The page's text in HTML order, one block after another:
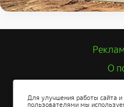
О
Для улучшения работы сайта и
пользователями мы